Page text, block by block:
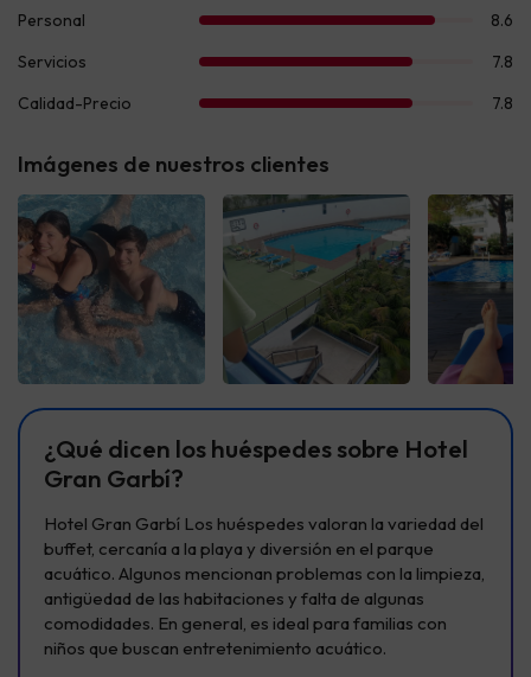
Imágenes de nuestros clientes
¿Qué dicen los huéspedes sobre Hotel
Gran Garbí?
Hotel Gran Garbí Los huéspedes valoran la variedad del
buffet, cercanía a la playa y diversión en el parque
acuático. Algunos mencionan problemas con la limpieza,
antigüedad de las habitaciones y falta de algunas
comodidades. En general, es ideal para familias con
niños que buscan entretenimiento acuático.